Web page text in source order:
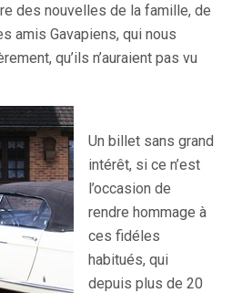
des nouvelles de la famille, de
amis Gavapiens, qui nous
qu’ils n’auraient pas vu
Un billet sans grand
intérêt, si ce n’est
l’occasion de
rendre hommage à
ces fidéles
habitués, qui
depuis plus de 20